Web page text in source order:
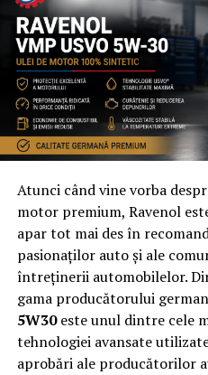
Atunci când vine vorba
motor premium, Ravenol
apar tot mai des în
pasionaților auto și ale
întreținerii automobilelor.
gama producătorului
5W30este unul dintre cele
tehnologiei avansate
aprobări ale producătorilor